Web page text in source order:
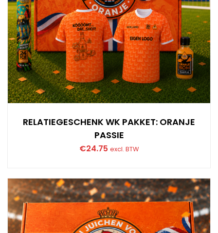
RELATIEGESCHENK WK PAKKET: ORANJE
PASSIE
€24.75 excl. BTW